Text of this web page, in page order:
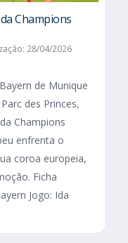
Champions
28/04/2026
de Munique
des Princes,
Champions
enfrenta o
coroa europeia,
Ficha
Jogo: Ida